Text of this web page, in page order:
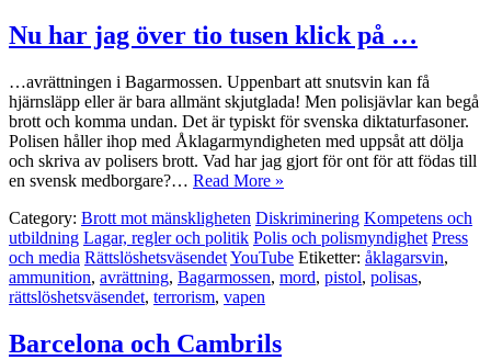
Nu har jag över tio tusen klick på …
…avrättningen i Bagarmossen. Uppenbart att snutsvin kan få
hjärnsläpp eller är bara allmänt skjutglada! Men polisjävlar kan begå
brott och komma undan. Det är typiskt för svenska diktaturfasoner.
Polisen håller ihop med Åklagarmyndigheten med uppsåt att dölja
och skriva av polisers brott. Vad har jag gjort för ont för att födas till
en svensk medborgare?… Read More »
Category: Brott mot mänskligheten Diskriminering Kompetens och
utbildning Lagar, regler och politik Polis och polismyndighet Press
och media RättslöshetsväsendetYouTube Etiketter: åklagarsvin,
ammunition, avrättning, Bagarmossen, mord, pistol, polisas,
rättslöshetsväsendet, terrorism, vapen
Barcelona och Cambrils